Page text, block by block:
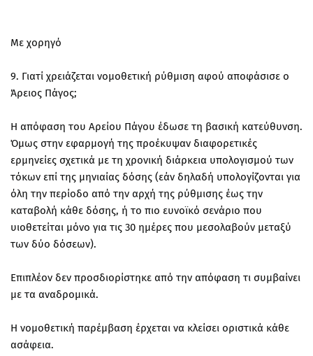
Με χορηγό
9. Γιατί χρειάζεται νομοθετική ρύθμιση αφού αποφάσισε ο
Άρειος Πάγος;
Η απόφαση του Αρείου Πάγου έδωσε τη βασική κατεύθυνση.
Όμως στην εφαρμογή της προέκυψαν διαφορετικές
ερμηνείες σχετικά με τη χρονική διάρκεια υπολογισμού των
τόκων επί της μηνιαίας δόσης (εάν δηλαδή υπολογίζονται για
όλη την περίοδο από την αρχή της ρύθμισης έως την
καταβολή κάθε δόσης, ή το πιο ευνοϊκό σενάριο που
υιοθετείται μόνο για τις 30 ημέρες που μεσολαβούν μεταξύ
των δύο δόσεων).
Επιπλέον δεν προσδιορίστηκε από την απόφαση τι συμβαίνει
με τα αναδρομικά.
Η νομοθετική παρέμβαση έρχεται να κλείσει οριστικά κάθε
ασάφεια.